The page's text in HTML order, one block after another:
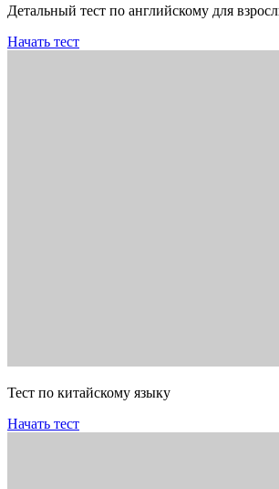
Детальный тест по английскому для
Начать тест
Тест по китайскому языку
Начать тест